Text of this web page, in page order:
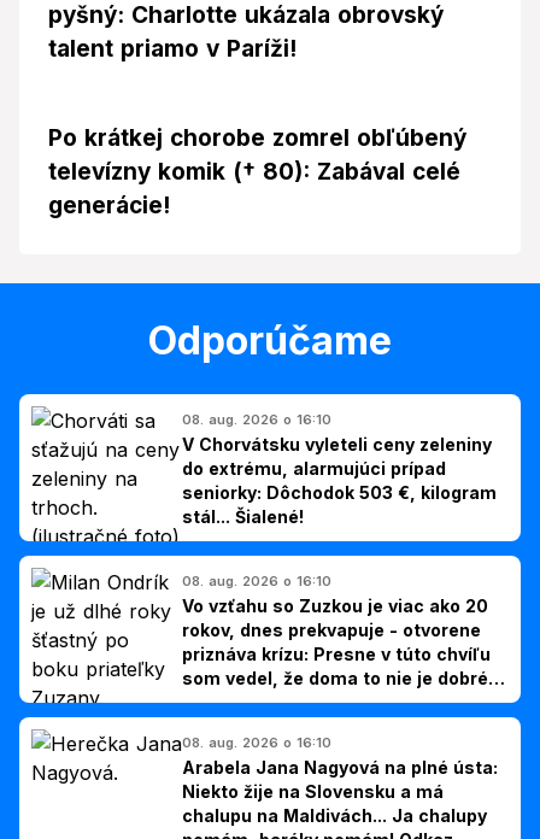
pyšný: Charlotte ukázala obrovský
talent priamo v Paríži!
Po krátkej chorobe zomrel obľúbený
televízny komik († 80): Zabával celé
generácie!
Odporúčame
08. aug. 2026 o 16:10
V Chorvátsku vyleteli ceny zeleniny
do extrému, alarmujúci prípad
seniorky: Dôchodok 503 €, kilogram
stál... Šialené!
08. aug. 2026 o 16:10
Vo vzťahu so Zuzkou je viac ako 20
rokov, dnes prekvapuje - otvorene
priznáva krízu: Presne v túto chvíľu
som vedel, že doma to nie je dobré,
hovorí Milan Ondrík
08. aug. 2026 o 16:10
Arabela Jana Nagyová na plné ústa:
Niekto žije na Slovensku a má
chalupu na Maldivách... Ja chalupy